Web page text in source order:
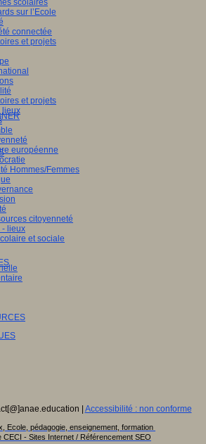
scolaires
sur l’Ecole
connectée
et projets
et projets
lieux
européenne
Hommes/Femmes
citoyenneté
- lieux
et sociale
| Accessibilité : non conforme
Ecole, pédagogie, enseignement, formation
CECI - Sites Internet / Référencement SEO